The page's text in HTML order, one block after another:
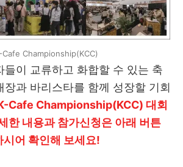
Cafe Championship(KCC)
들이 교류하고 화합할 수 있는 축
장과 바리스타를 함께 성장할 기회
Cafe Championship(KCC) 대회
한 내용과 참가신청은 아래 버튼
시어 확인해 보세요!